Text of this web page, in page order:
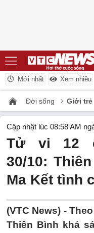
Mới nhất Xem nhiều
Đời sống Giới trẻ
Cập nhật lúc 08:58 AM
Tử vi 12
30/10:
Ma Kết tình
(VTC News) -
Thiên Bình khá